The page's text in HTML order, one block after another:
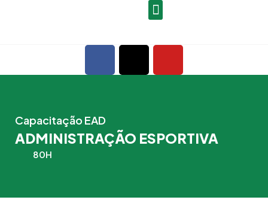
F
c
o
o
X
t
t
Y
u
e
Capacitação EAD
ADMINISTRAÇÃO ESPORTIVA
80H